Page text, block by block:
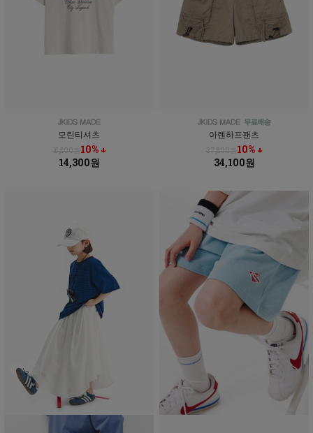
모린티셔츠
15,800원10% ↓
14,300원
아렌하프팬츠
37,800원10% ↓
34,100원